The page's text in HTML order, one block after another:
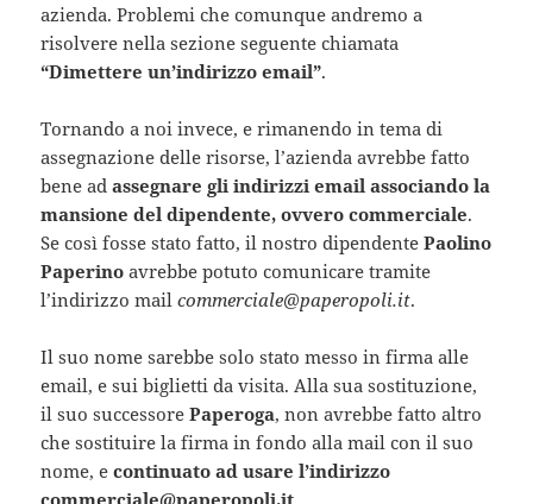
azienda. Problemi che comunque andremo a
risolvere nella sezione seguente chiamata
“Dimettere un’indirizzo email”.
Tornando a noi invece, e rimanendo in tema di
assegnazione delle risorse, l’azienda avrebbe fatto
bene adassegnare gli indirizzi email associando la
mansione del dipendente, ovvero commerciale.
Se così fosse stato fatto, il nostro dipendentePaolino
Paperino avrebbe potuto comunicare tramite
l’indirizzo mailcommerciale@paperopoli.it.
Il suo nome sarebbe solo stato messo in firma alle
email, e sui biglietti da visita. Alla sua sostituzione,
il suo successorePaperoga, non avrebbe fatto altro
che sostituire la firma in fondo alla mail con il suo
nome, econtinuato ad usare l’indirizzo